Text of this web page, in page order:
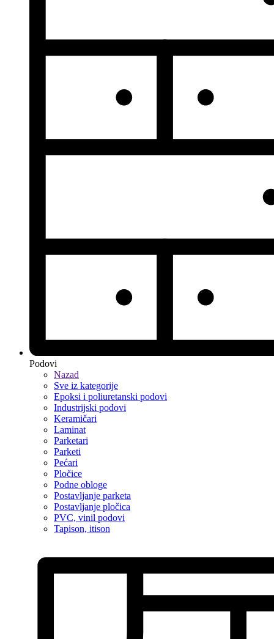
Podovi
Nazad
Sve iz kategorije
Epoksi i poliuretanski podovi
Industrijski podovi
Keramičari
Laminat
Parketari
Parketi
Pećari
Pločice
Podne obloge
Postavljanje parketa
Postavljanje pločica
PVC, vinil podovi
Tapison, itison